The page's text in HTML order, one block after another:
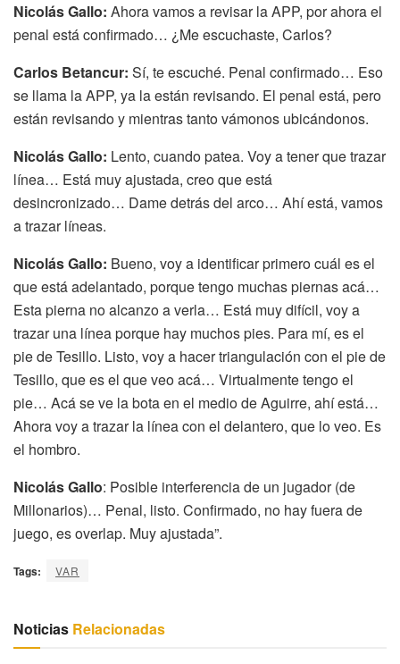
Nicolás Gallo: Ahora vamos a revisar la APP, por ahora el
penal está confirmado… ¿Me escuchaste, Carlos?
Carlos Betancur: Sí, te escuché. Penal confirmado… Eso
se llama la APP, ya la están revisando. El penal está, pero
están revisando y mientras tanto vámonos ubicándonos.
Nicolás Gallo: Lento, cuando patea. Voy a tener que trazar
línea… Está muy ajustada, creo que está
desincronizado… Dame detrás del arco… Ahí está, vamos
a trazar líneas.
Nicolás Gallo: Bueno, voy a identificar primero cuál es el
que está adelantado, porque tengo muchas piernas acá…
Esta pierna no alcanzo a verla… Está muy difícil, voy a
trazar una línea porque hay muchos pies. Para mí, es el
pie de Tesillo. Listo, voy a hacer triangulación con el pie de
Tesillo, que es el que veo acá… Virtualmente tengo el
pie… Acá se ve la bota en el medio de Aguirre, ahí está…
Ahora voy a trazar la línea con el delantero, que lo veo. Es
el hombro.
Nicolás Gallo: Posible interferencia de un jugador (de
Millonarios)… Penal, listo. Confirmado, no hay fuera de
juego, es overlap. Muy ajustada”.
Tags: VAR
Noticias Relacionadas